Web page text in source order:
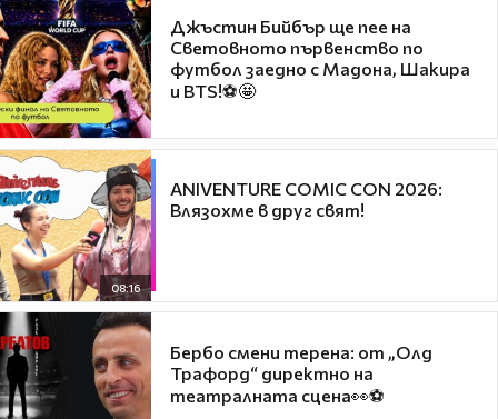
Джъстин Бийбър ще пее на
Световното първенство по
футбол заедно с Мадона, Шакира
и BTS!⚽🤩
08:16
ANIVENTURE COMIC CON 2026:
Влязохме в друг свят!
Бербо смени терена: от „Олд
Трафорд“ директно на
театралната сцена👀⚽